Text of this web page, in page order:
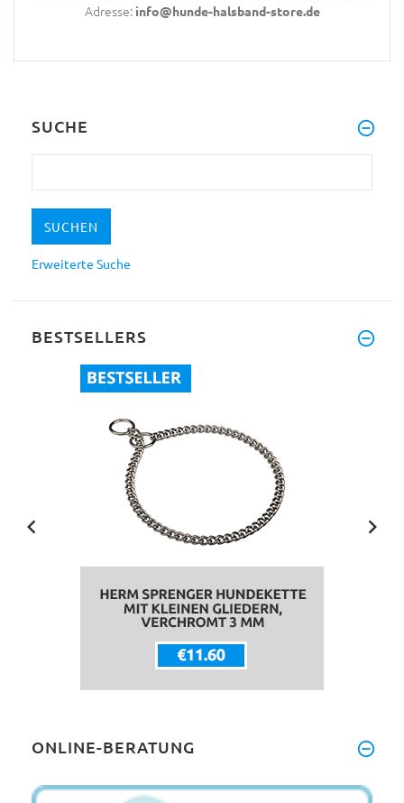
Adresse: info@hunde-halsband-store.de
SUCHE
Erweiterte Suche
BESTSELLERS
ONLINE-BERATUNG